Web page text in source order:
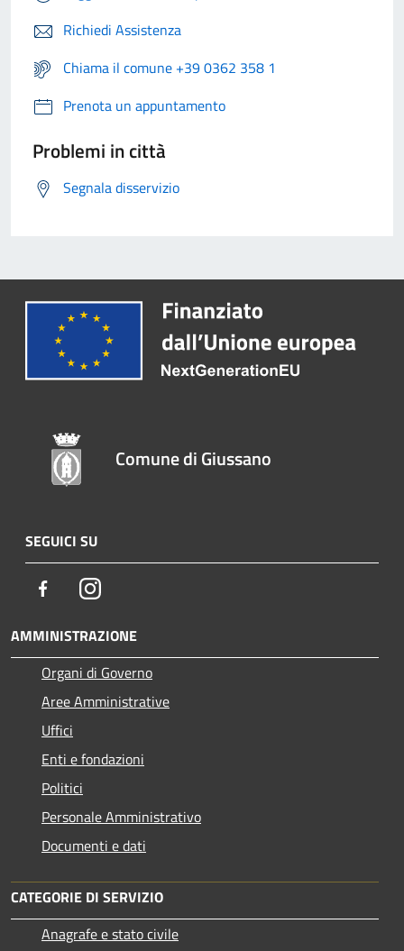
Richiedi Assistenza
Chiama il comune +39 0362 358 1
Prenota un appuntamento
Problemi in città
Segnala disservizio
Comune di Giussano
SEGUICI SU
FacebookInstagram
AMMINISTRAZIONE
Organi di Governo
Aree Amministrative
Uffici
Enti e fondazioni
Politici
Personale Amministrativo
Documenti e dati
CATEGORIE DI SERVIZIO
Anagrafe e stato civile